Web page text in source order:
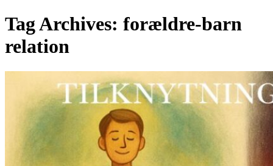
Tag Archives: forældre-barn
relation